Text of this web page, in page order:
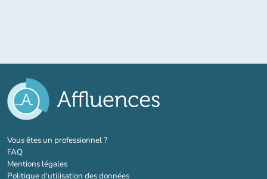
Vous êtes un professionnel ?(nouvel onglet)
FAQ
Mentions légales
Politique d'utilisation des données